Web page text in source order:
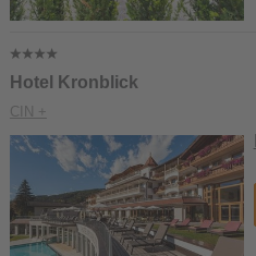
Hotel Kronblick
CIN +